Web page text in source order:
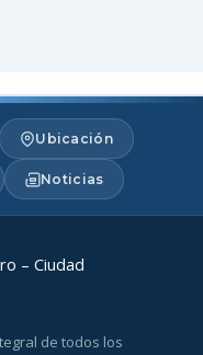
Ubicación
Noticias
de todos los